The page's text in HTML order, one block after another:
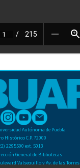
Autónoma de Puebla
Histórico C.P. 72000
2295500 ext. 5013
General de Bibliotecas
Valsequillo y Av. de las Torres